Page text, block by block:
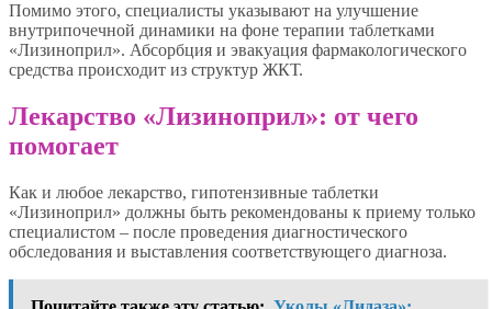
Помимо этого, специалисты указывают на улучшение
внутрипочечной динамики на фоне терапии таблетками
«Лизиноприл». Абсорбция и эвакуация фармакологического
средства происходит из структур ЖКТ.
Лекарство «Лизиноприл»: от чего
помогает
Как и любое лекарство, гипотензивные таблетки
«Лизиноприл» должны быть рекомендованы к приему только
специалистом – после проведения диагностического
обследования и выставления соответствующего диагноза.